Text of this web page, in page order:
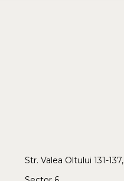
Str. Valea Oltului 131-137,